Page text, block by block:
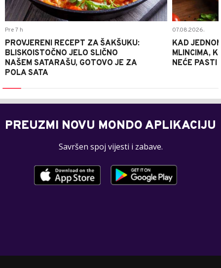
Pre 7 h
PROVJERENI RECEPT ZA ŠAKŠUKU:
BLISKOISTOČNO JELO SLIČNO
NAŠEM SATARAŠU, GOTOVO JE ZA
POLA SATA
07.08.2026.
KAD
MLINCIMA,
NEĆE PASTI
PREUZMI NOVU MONDO APLIKACIJU
Savršen spoj vijesti i zabave.